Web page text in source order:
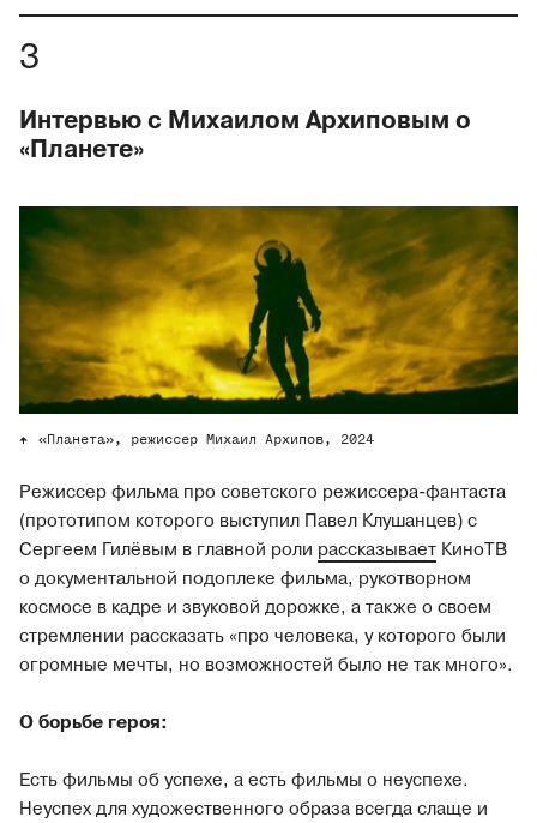
Интервью с Михаилом Архиповым о
«Планете»
«Планета», режиссер Михаил Архипов, 2024
Режиссер фильма про советского режиссера-фантаста
(прототипом которого выступил Павел Клушанцев) с
Сергеем Гилёвым в главной роли рассказывает КиноТВ
о документальной подоплеке фильма, рукотворном
космосе в кадре и звуковой дорожке, а также о своем
стремлении рассказать «про человека, у которого были
огромные мечты, но возможностей было не так много».
О борьбе героя:
Есть фильмы об успехе, а есть фильмы о неуспехе.
Неуспех для художественного образа всегда слаще и